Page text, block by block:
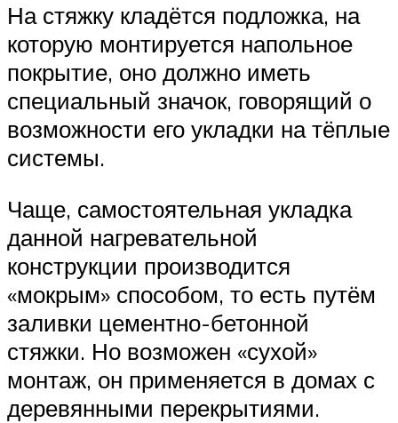
На стяжку кладётся подложка, на
которую монтируется напольное
покрытие, оно должно иметь
специальный значок, говорящий о
возможности его укладки на тёплые
системы.
Чаще, самостоятельная укладка
данной нагревательной
конструкции производится
«мокрым» способом, то есть путём
заливки цементно-бетонной
стяжки. Но возможен «сухой»
монтаж, он применяется в домах с
деревянными перекрытиями.